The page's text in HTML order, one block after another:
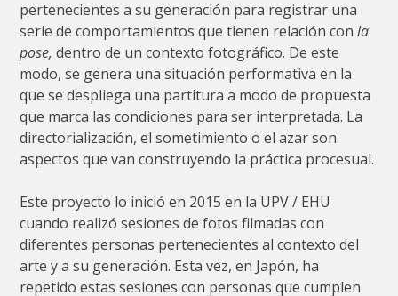
pertenecientes a su generación para registrar una
serie de comportamientos que tienen relación conla
pose,dentro de un contexto fotográfico. De este
modo, se genera una situación performativa en la
que se despliega una partitura a modo de propuesta
que marca las condiciones para ser interpretada. La
directorialización, el sometimiento o el azar son
aspectos que van construyendo la práctica procesual.
Este proyecto lo inició en 2015 en la UPV / EHU
cuando realizó sesiones de fotos filmadas con
diferentes personas pertenecientes al contexto del
arte y a su generación. Esta vez, en Japón, ha
repetido estas sesiones con personas que cumplen